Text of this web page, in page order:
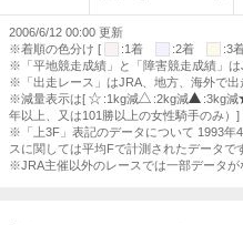
2006/6/12 00:00 更新
※着順の色分け [
:1着 :2着
:3
※「平地競走成績」と「障害競走成績」は
※「出走レース」はJRA、地方、海外で出
※減量表示は[
:1kg減 :2kg減 :3kg減
年以上、又は101勝以上の女性騎手のみ）]
※「上3F」表記のデータについて 1993年
スに関しては平均Fで計測されたデータで
※JRA主催以外のレースでは一部データが